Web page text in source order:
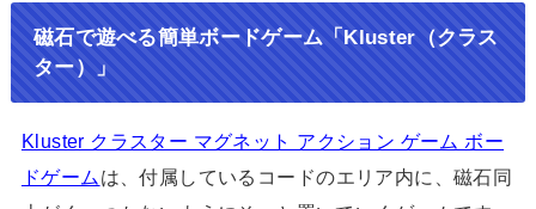
磁石で遊べる簡単ボードゲーム「Kluster（クラス
ター）」
Kluster クラスター マグネット アクション ゲーム ボー
ドゲーム は、付属しているコードのエリア内に、磁石同